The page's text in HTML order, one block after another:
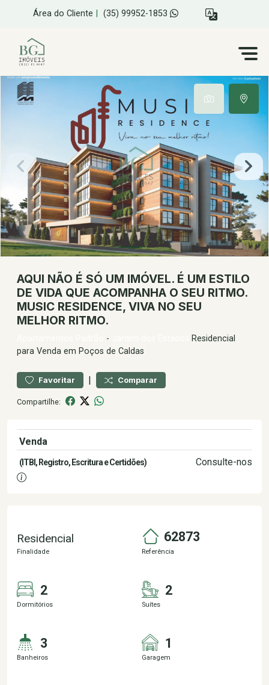
Área do Cliente (35) 99952-1853
AQUI NÃO É SÓ UM IMÓVEL. É UM ESTILO
DE VIDA QUE ACOMPANHA O SEU RITMO.
MUSIC RESIDENCE, VIVA NO SEU
MELHOR RITMO.
-
Residencial
para Venda em Poços de Caldas
Favoritar | Comparar
Compartilhe:
Venda
(ITBI, Registro, Escritura e Certidões) Consulte-nos
Residencial
Finalidade
62873
Referência
2
Dormitórios
2
Suítes
3
Banheiros
1
Garagem